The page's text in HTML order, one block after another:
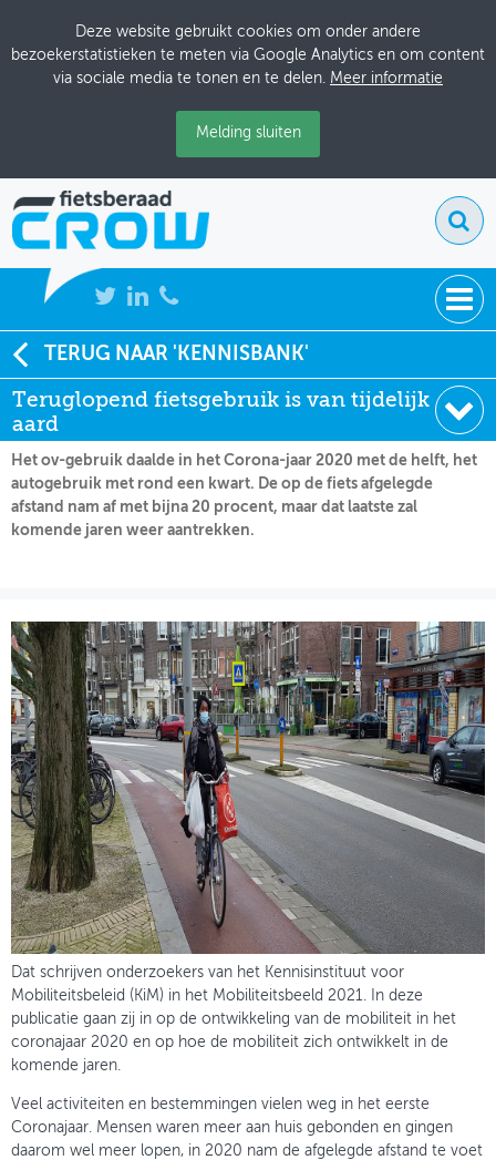
Deze website gebruikt cookies om onder andere
bezoekerstatistieken te meten via Google Analytics en om content
via sociale media te tonen en te delen. Meer informatie
Melding sluiten
NIEUWS
BIJEENKOMSTEN
KENNISBANK
ADRESSENBOEK
OVER FIETSBERAAD
MIJN PROFIEL
GEBRUIKER
TERUG NAAR 'KENNISBANK'
Teruglopend fietsgebruik is van tijdelijk
aard
Soort:
Nieuws Fietsberaad
Datum:
18-11-2021
Het ov-gebruik daalde in het Corona-jaar 2020 met de helft, het
autogebruik met rond een kwart. De op de fiets afgelegde
afstand nam af met bijna 20 procent, maar dat laatste zal
komende jaren weer aantrekken.
Dat schrijven onderzoekers van het Kennisinstituut voor
Mobiliteitsbeleid (KiM) in het Mobiliteitsbeeld 2021. In deze
publicatie gaan zij in op de ontwikkeling van de mobiliteit in het
coronajaar 2020 en op hoe de mobiliteit zich ontwikkelt in de
komende jaren.
Veel activiteiten en bestemmingen vielen weg in het eerste
Coronajaar. Mensen waren meer aan huis gebonden en gingen
daarom wel meer lopen, in 2020 nam de afgelegde afstand te voet